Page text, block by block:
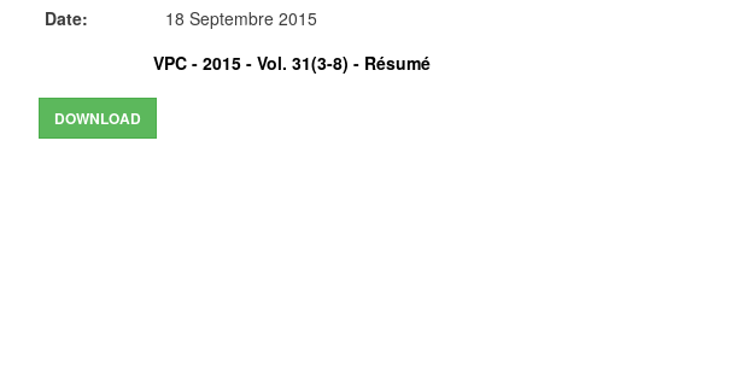
Date:
18 Septembre 2015
VPC - 2015 - Vol. 31(3-8) - Résumé